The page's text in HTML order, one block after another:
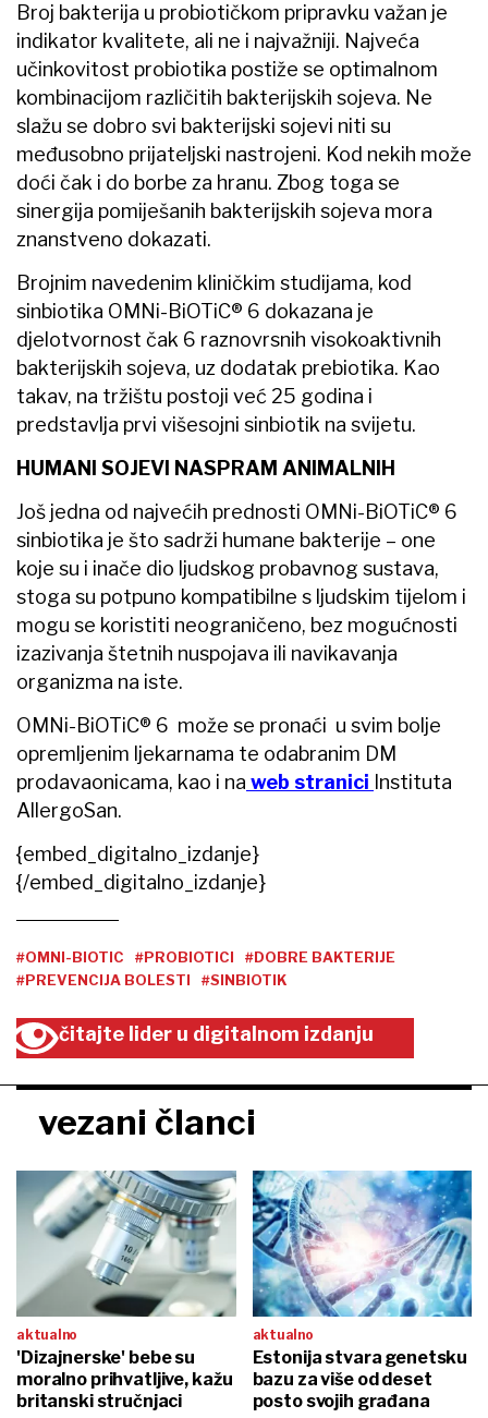
Broj bakterija u probiotičkom pripravku važan je
indikator kvalitete, ali ne i najvažniji. Najveća
učinkovitost probiotika postiže se optimalnom
kombinacijom različitih bakterijskih sojeva. Ne
slažu se dobro svi bakterijski sojevi niti su
međusobno prijateljski nastrojeni. Kod nekih može
doći čak i do borbe za hranu. Zbog toga se
sinergija pomiješanih bakterijskih sojeva mora
znanstveno dokazati.
Brojnim navedenim kliničkim studijama, kod
sinbiotika OMNi-BiOTiC® 6 dokazana je
djelotvornost čak 6 raznovrsnih visokoaktivnih
bakterijskih sojeva, uz dodatak prebiotika. Kao
takav, na tržištu postoji već 25 godina i
predstavlja prvi višesojni sinbiotik na svijetu.
HUMANI SOJEVI NASPRAM ANIMALNIH
Još jedna od najvećih prednosti OMNi-BiOTiC® 6
sinbiotika je što sadrži humane bakterije – one
koje su i inače dio ljudskog probavnog sustava,
stoga su potpuno kompatibilne s ljudskim tijelom i
mogu se koristiti neograničeno, bez mogućnosti
izazivanja štetnih nuspojava ili navikavanja
organizma na iste.
OMNi-BiOTiC® 6 može se pronaći u svim bolje
opremljenim ljekarnama te odabranim DM
prodavaonicama, kao i na web stranici Instituta
AllergoSan.
{embed_digitalno_izdanje}
{/embed_digitalno_izdanje}
#OMNI-BIOTIC #PROBIOTICI
#DOBRE BAKTERIJE
#PREVENCIJA BOLESTI
#SINBIOTIK
čitajte lider u digitalnom izdanju
vezani članci
aktualno
'Dizajnerske' bebe su
moralno prihvatljive, kažu
britanski stručnjaci
aktualno
Estonija stvara genetsku
bazu za više od deset
posto svojih građana